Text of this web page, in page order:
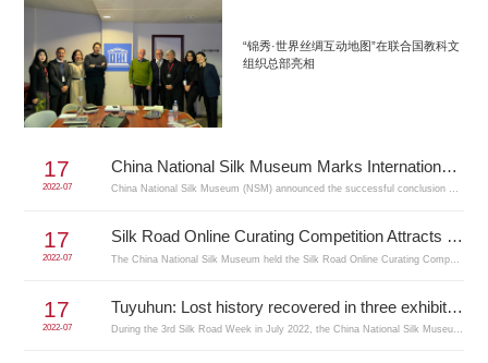
“锦秀·世界丝绸互动地图”在联合国教科文
组织总部亮相
17
2022-07
China National Silk Museum Marks International Museum Day Forum with New Vision of Development
China National Silk Museum (NSM) announced the successful conclusion of the 2022 International Museum Day Forum, which was held on May 17 to mark the 30th anniversary of the Museum with the theme “The Power of Museums: Research, Collaborations, and C
17
2022-07
Silk Road Online Curating Competition Attracts Participation of over 120 Universities
17
2022-07
Tuyuhun: Lost history recovered in three exhibitions organized by the China National Silk Museum